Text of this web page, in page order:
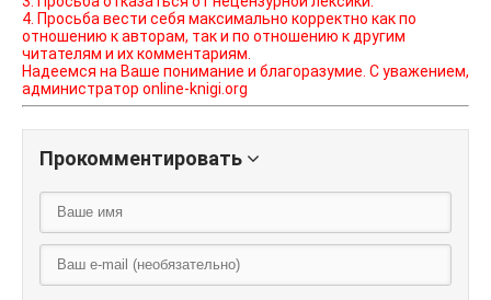
4. Просьба вести себя максимально корректно как по
отношению к авторам, так и по отношению к другим
читателям и их комментариям.
Надеемся на Ваше понимание и благоразумие. С уважением,
администратор online-knigi.org
Прокомментировать